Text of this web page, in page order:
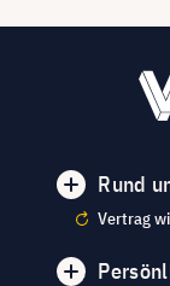
Rund
Vertrag